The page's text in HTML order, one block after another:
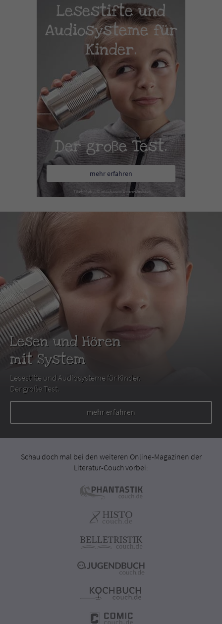
Lesestifte und
Audiosysteme für
Kinder.
Der große Test.
mehr erfahren
Lesen und Hören
mit System
Lesestifte und Audiosysteme für Kinder.
Der große Test.
mehr erfahren
Schau doch mal bei den weiteren Online-Magazinen der
Literatur-Couch vorbei: